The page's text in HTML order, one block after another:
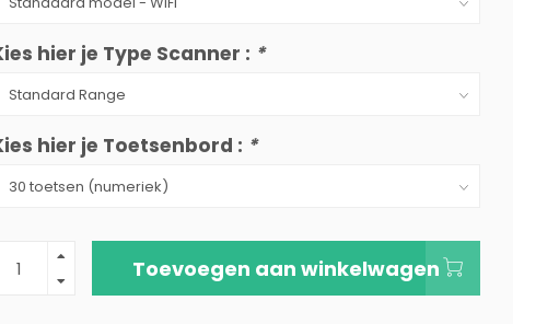
hier je Type Scanner : *
hier je Toetsenbord : *
Toevoegen aan winkelwagen